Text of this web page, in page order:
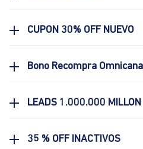
CUPON 30% OFF NUEVO
Bono Recompra
LEADS 1.000.000 MILLON
35 % OFF INACTIVOS